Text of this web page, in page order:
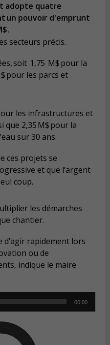
adopte quatre
un pouvoir d'emprunt
secteurs précis.
soit 1,75 M$ pour la
pour les parcs et
les infrastructures et
que 2,35 M$ pour la
sur 30 ans.
ces projets se
et que l’argent
coup.
les démarches
chantier.
d’agir rapidement lors
ou de
indique le maire
00:00